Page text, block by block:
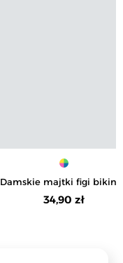
Damskie majtki figi bikini
bawełny 3-pak
34,90 zł